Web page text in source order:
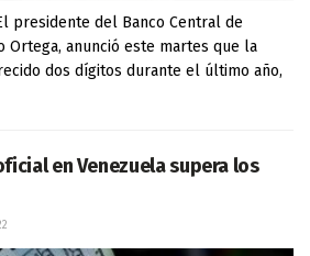
presidente del Banco Central de
Ortega, anunció este martes que la
dos dígitos durante el último año,
en Venezuela supera los